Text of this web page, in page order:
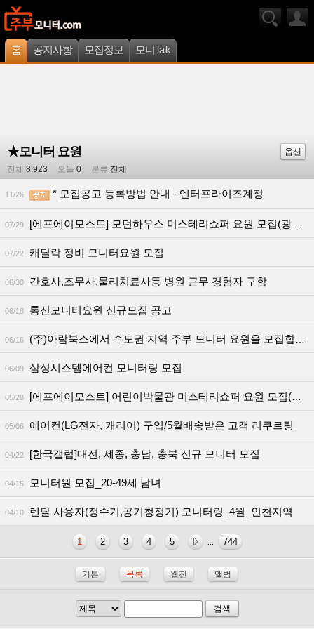
홈 공지사항 모집정보 모니Talk
★모니터 요원
옵션
전체 8,923 오늘 0 분류 전체
11/26 * 모집공고 등록방법 안내 - 엔터프라이즈계정
07/29 [에프에이모스트] 모던하우스 미스테리쇼퍼 요원 모집(광주/전라 지역)
07/22 캐딜락 정비 모니터요원 모집
06/30 간호사,조무사,물리치료사등 병원 근무 경험자 구함
06/18 통신모니터요원 신규모집 공고
06/16 (주)아람북스에서 수도권 지역 주부 모니터 요원을 모집합니다.
06/09 삼성시스템에어컨 모니터링 모집
05/28 [에프에이모스트] 어린이박물관 미스테리쇼퍼 요원 모집(서울/세종)
05/06 에어컨(LG전자, 캐리어) 구입/5월배송받은 고객 리쿠르팅
04/22 [한국갤럽]대전, 세종, 충남, 충북 신규 모니터 모집
04/15 모니터원 모집_20-49세 남녀
04/10 렌탈 사용자(정수기,공기청정기) 모니터링_4월_인천지역
1 2 3 4 5 744
기본 목록 웹진 앨범
검색